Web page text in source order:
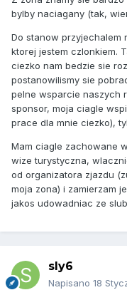
bylby naciagany (tak,
Do stanow przyjechalem
ktorej jestem czlonkiem.
ciezko nam bedzie sie
postanowilismy sie
pelne wsparcie naszych
sponsor, moja ciagle
prace dla mnie ciezko),
Mam ciagle zachowane
wize turystyczna,
od organizatora zjazdu
moja zona) i zamierzam
jakos udowadniac ze
sly6
Napisano 18